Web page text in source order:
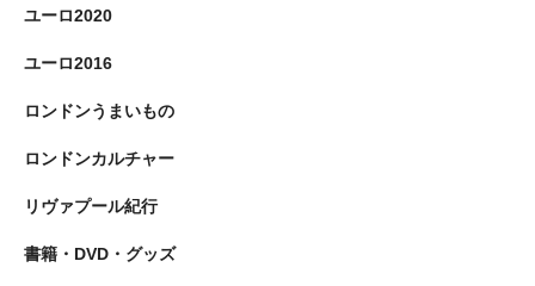
ユーロ2020
ユーロ2016
ロンドンうまいもの
ロンドンカルチャー
リヴァプール紀行
書籍・DVD・グッズ